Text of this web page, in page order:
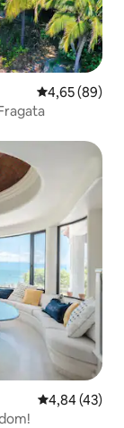
Priemerné
4,65 (89)
Priemerné
4,84 (43)